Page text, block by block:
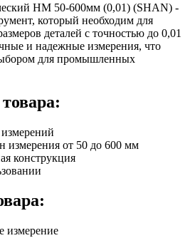
НМ 50-600мм (0,01) (SHAN) -
который необходим для
деталей с точностью до 0,01
и надежные измерения, что
для промышленных
измерения от 50 до 600 мм
конструкция
измерение